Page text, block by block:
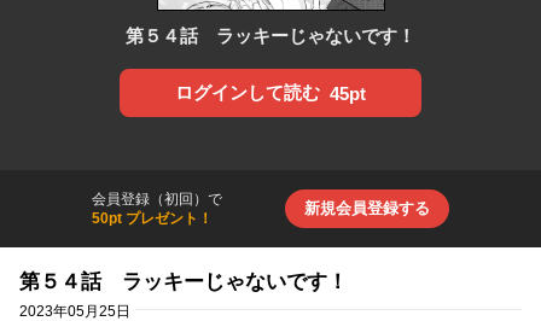
第５４話 ラッキーじゃないです！
ログインして読む 45pt
会員登録（初回）で
50pt プレゼント！
新規会員登録する
第５４話 ラッキーじゃないです！
2023年05月25日